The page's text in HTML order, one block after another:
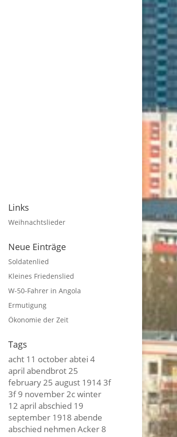
Links
Weihnachtslieder
Neue Einträge
Soldatenlied
Kleines Friedenslied
W-50-Fahrer in Angola
Ermutigung
Ökonomie der Zeit
Tags
acht 11 octoberabtei 4
april abendbrot25
february25 august 19143f
3f9 november2c winter
12 april abschied 19
september 1918 abende
abschied nehmen Acker 8